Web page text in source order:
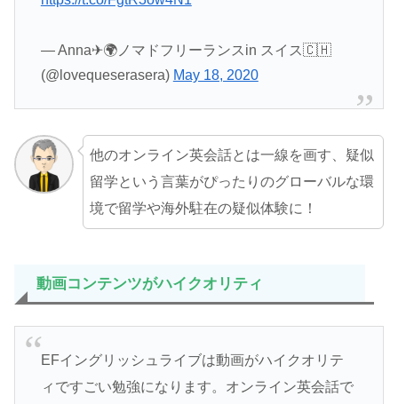
— Anna✈🌍ノマドフリーランスin スイス🇨🇭
(@lovequeserasera) May 18, 2020
他のオンライン英会話とは一線を画す、疑似
留学という言葉がぴったりのグローバルな環
境で留学や海外駐在の疑似体験に！
動画コンテンツがハイクオリティ
EFイングリッシュライブは動画がハイクオリテ
ィですごい勉強になります。オンライン英会話で